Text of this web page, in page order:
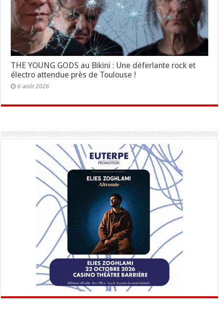
THE YOUNG GODS au Bikini : Une déferlante rock et
électro attendue près de Toulouse !
6 août 2026